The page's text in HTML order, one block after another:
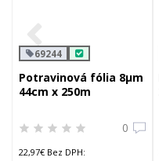
69244
Potravinová fólia 8µm
44cm x 250m
0
22,97€ Bez DPH: